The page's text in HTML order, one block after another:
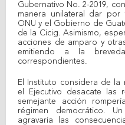
Gubernativo No. 2-2019,
manera unilateral dar
ONU y el Gobierno de
de la Cicig. Asimismo,
acciones de amparo y
emitiendo a la
correspondientes.
El Instituto considera de
el Ejecutivo desacate las
semejante acción
régimen democrático.
agravaría las